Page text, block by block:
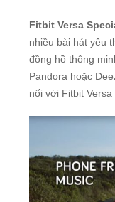
Fitbit Versa
nhiều bài hát yêu
đồng hồ thông
Pandora hoặc
nối với Fitbit